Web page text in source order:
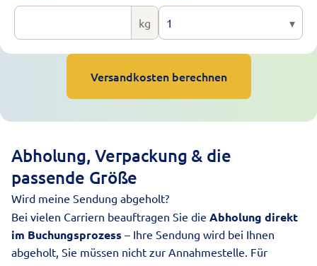
kg 1 ▾
Versandkosten berechnen
Abholung, Verpackung & die
passende Größe
Wird meine Sendung abgeholt?
Bei vielen Carriern beauftragen Sie die Abholung direkt
im Buchungsprozess – Ihre Sendung wird bei Ihnen
abgeholt, Sie müssen nicht zur Annahmestelle. Für